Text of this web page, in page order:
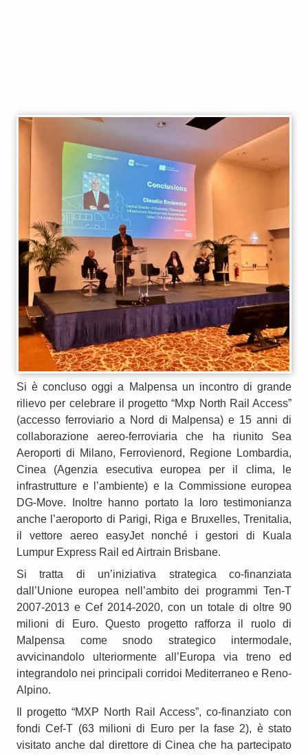
Si è concluso oggi a Malpensa un incontro di grande
rilievo per celebrare il progetto “Mxp North Rail Access”
(accesso ferroviario a Nord di Malpensa) e 15 anni di
collaborazione aereo-ferroviaria che ha riunito Sea
Aeroporti di Milano, Ferrovienord, Regione Lombardia,
Cinea (Agenzia esecutiva europea per il clima, le
infrastrutture e l’ambiente) e la Commissione europea
DG-Move. Inoltre hanno portato la loro testimonianza
anche l’aeroporto di Parigi, Riga e Bruxelles, Trenitalia,
il vettore aereo easyJet nonché i gestori di Kuala
Lumpur Express Rail ed Airtrain Brisbane.
Si tratta di un’iniziativa strategica co-finanziata
dall’Unione europea nell’ambito dei programmi Ten-T
2007-2013 e Cef 2014-2020, con un totale di oltre 90
milioni di Euro. Questo progetto rafforza il ruolo di
Malpensa come snodo strategico intermodale,
avvicinandolo ulteriormente all’Europa via treno ed
integrandolo nei principali corridoi Mediterraneo e Reno-
Alpino.
Il progetto “MXP North Rail Access”, co-finanziato con
fondi Cef-T (63 milioni di Euro per la fase 2), è stato
visitato anche dal direttore di Cinea che ha partecipato